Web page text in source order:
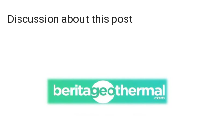
Discussion about this post